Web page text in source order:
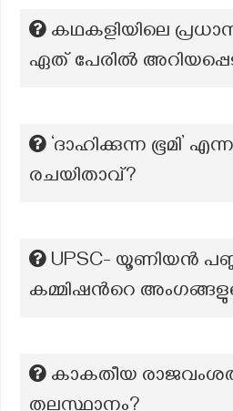
കഥകളിയിലെ
ഏത് പേരിൽ
‘ദാഹിക്കുന്ന ഭൂമി’
രചയിതാവ്?
UPSC- യൂണിയൻ
കമ്മിഷന്‍റെ
കാകതീയ